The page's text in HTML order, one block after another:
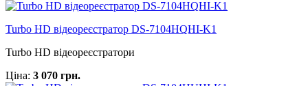
Turbo HD відеореєстратор DS-7104HQHI-K1
Turbo HD відеореєстратори
Ціна: 3 070 грн.